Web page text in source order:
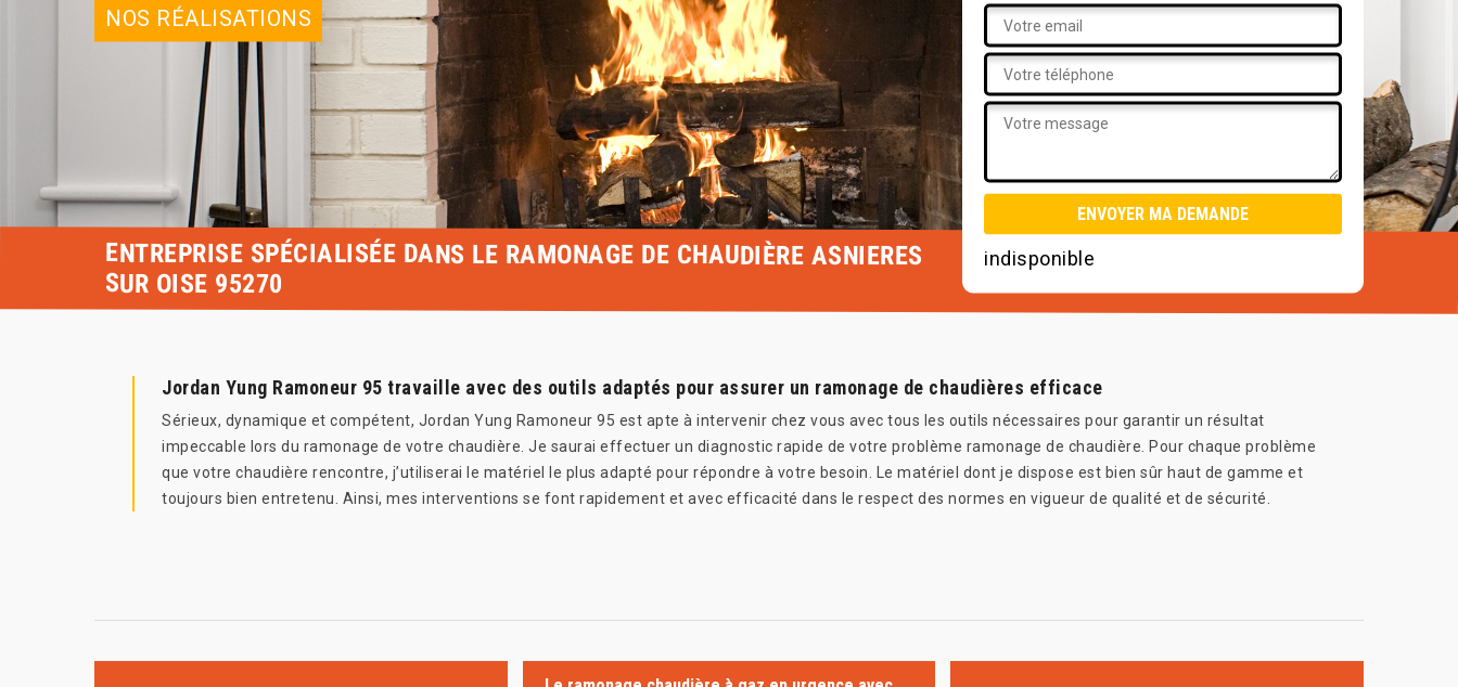
NOS RÉALISATIONS
indisponible
ENTREPRISE SPÉCIALISÉE DANS LE RAMONAGE DE CHAUDIÈRE ASNIERES
SUR OISE 95270
Jordan Yung Ramoneur 95 travaille avec des outils adaptés pour assurer un ramonage de chaudières efficace
Sérieux, dynamique et compétent, Jordan Yung Ramoneur 95 est apte à intervenir chez vous avec tous les outils nécessaires pour garantir un résultat
impeccable lors du ramonage de votre chaudière. Je saurai effectuer un diagnostic rapide de votre problème ramonage de chaudière. Pour chaque problème
que votre chaudière rencontre, j’utiliserai le matériel le plus adapté pour répondre à votre besoin. Le matériel dont je dispose est bien sûr haut de gamme et
toujours bien entretenu. Ainsi, mes interventions se font rapidement et avec efficacité dans le respect des normes en vigueur de qualité et de sécurité.